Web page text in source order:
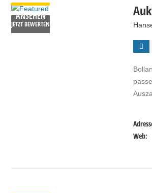
ANSEHEN
JETZT BEWERTEN
Web: